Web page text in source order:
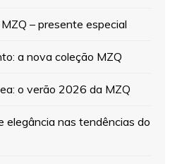
– presente especial
a nova coleção MZQ
o verão 2026 da MZQ
elegância nas tendências do